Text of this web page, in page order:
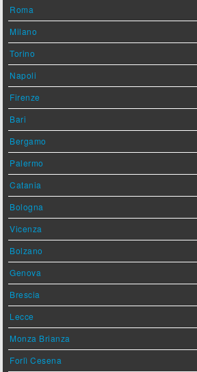
Roma
Milano
Torino
Napoli
Firenze
Bari
Bergamo
Palermo
Catania
Bologna
Vicenza
Bolzano
Genova
Brescia
Lecce
Monza Brianza
Forlì Cesena